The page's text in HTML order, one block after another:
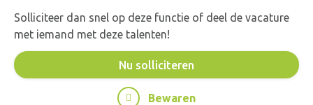
Solliciteer dan snel op deze functie of deel de vacature
met iemand met deze talenten!
Nu solliciteren
Bewaren